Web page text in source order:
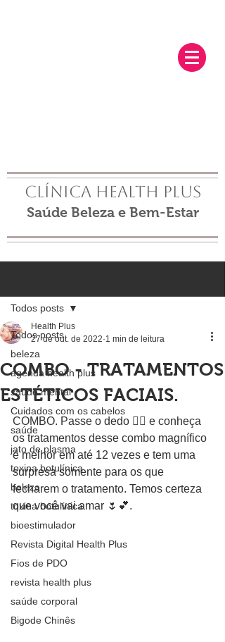
Clínica Health Plus
Saúde Beleza e Bem-Estar
Todos posts
beleza
agenda health plus
saúde mental
Cuidados com os cabelos
saúde
jato de plasma
toxina botulínica
beleza
toxina botulínica
bioestimulador
Revista Digital Health Plus
Fios de PDO
revista health plus
saúde corporal
Bigode Chinês
Todos posts
COMBO - TRATAMENTOS
ESTÉTICOS FACIAIS.
Health Plus
27 de out. de 2022 1 min de leitura
COMBO. Passe o dedo 👉🏻 e conheça
os tratamentos desse combo magnífico
é melhor em até 12 vezes e tem uma
surpresa somente para os que
fecharem o tratamento. Temos certeza
que você vai amar 🌷💕.